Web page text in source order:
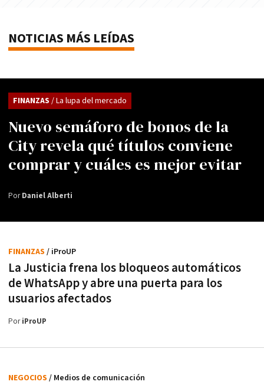
NOTICIAS MÁS LEÍDAS
Nuevo semáforo de bonos de la
City revela qué títulos conviene
comprar y cuáles es mejor evitar
FINANZAS / La lupa del mercado
PorDaniel Alberti
La Justicia frena los bloqueos automáticos
de WhatsApp y abre una puerta para los
usuarios afectados
FINANZAS / iProUP
PoriProUP
NEGOCIOS / Medios de comunicación